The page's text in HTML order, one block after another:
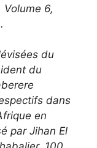
Volume 6,
du
du
dans
en
par Jihan El